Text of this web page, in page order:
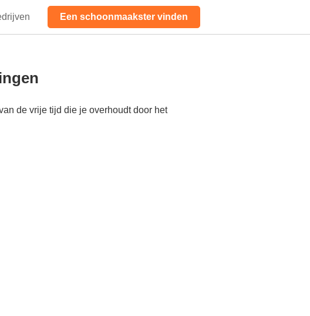
Een schoonmaakster vinden
de vrije tijd die je overhoudt door het